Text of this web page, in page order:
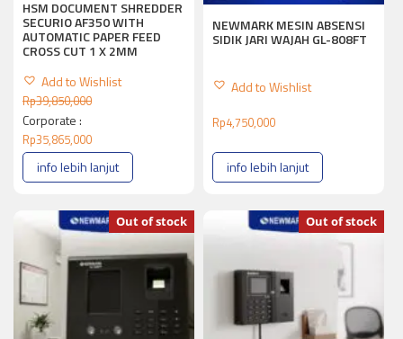
HSM DOCUMENT SHREDDER
SECURIO AF350 WITH
AUTOMATIC PAPER FEED
CROSS CUT 1 X 2MM
Add to Wishlist
Rp39,850,000
Corporate :
Rp35,865,000
info lebih lanjut
NEWMARK MESIN ABSENSI
SIDIK JARI WAJAH GL-808FT
Add to Wishlist
Rp4,750,000
info lebih lanjut
Out of stock Out of stock